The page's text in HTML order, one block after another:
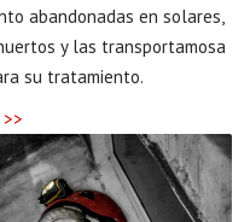
abandonadas en solares,
y las transportamosa
su tratamiento.